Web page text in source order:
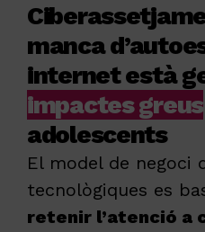
manca
internet està
impactes greus
adolescents
El model de negoci
tecnològiques es
retenir l’atenció a